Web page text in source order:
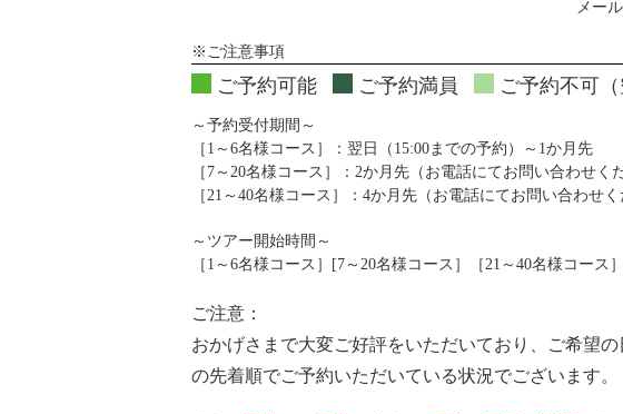
メー
※ご注意事項
ご予約可能 ご予約満員 ご予約不可
～予約受付期間～
［1～6名様コース］：翌日（15:00までの予約）～1か月先
［7～20名様コース］：2か月先（お電話にてお問い合わせく
［21～40名様コース］：4か月先（お電話にてお問い合わせく
～ツアー開始時間～
［1～6名様コース］[7～20名様コース］［21～40名様コース
ご注意：
おかげさまで大変ご好評をいただいており、ご希望
の先着順でご予約いただいている状況でございます。